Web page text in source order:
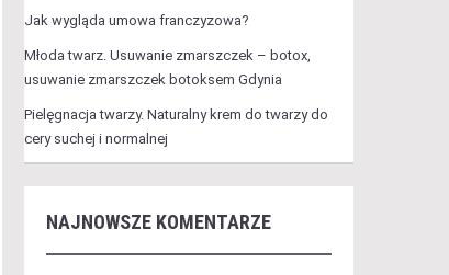
Jak wygląda umowa franczyzowa?
Młoda twarz. Usuwanie zmarszczek – botox,
usuwanie zmarszczek botoksem Gdynia
Pielęgnacja twarzy. Naturalny krem do twarzy do
cery suchej i normalnej
NAJNOWSZE KOMENTARZE